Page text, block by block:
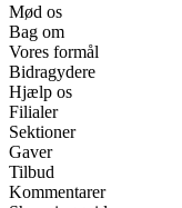
Mød os
Bag om
Vores formål
Bidragydere
Hjælp os
Filialer
Sektioner
Gaver
Tilbud
Kommentarer